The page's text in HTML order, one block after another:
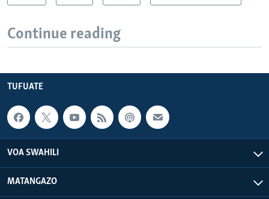
Continue reading
TUFUATE
VOA SWAHILI
MATANGAZO